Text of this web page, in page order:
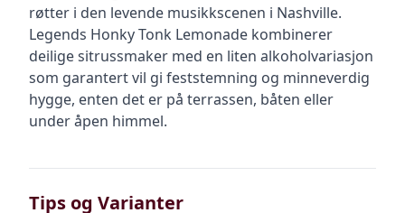
røtter i den levende musikkscenen i Nashville.
Legends Honky Tonk Lemonade kombinerer
deilige sitrussmaker med en liten alkoholvariasjon
som garantert vil gi feststemning og minneverdig
hygge, enten det er på terrassen, båten eller
under åpen himmel.
Tips og Varianter